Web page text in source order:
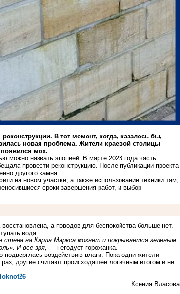
В тот момент, когда, казалось бы,
новая проблема. Жители краевой столицы
мох.
можно назвать эпопеей. В марте 2023 года часть
провести реконструкцию. После публикации проекта
другого камня.
на новом участке, а также использование техники там,
сроки завершения работ, и выбор
а поводов для беспокойства больше нет.
вода.
на Карла Маркса мокнет и покрывается зеленым
И все зря, — негодует горожанка.
подверглась воздействию влаги. Пока одни жители
другие считают происходящее логичным итогом и не
Ксения Власова